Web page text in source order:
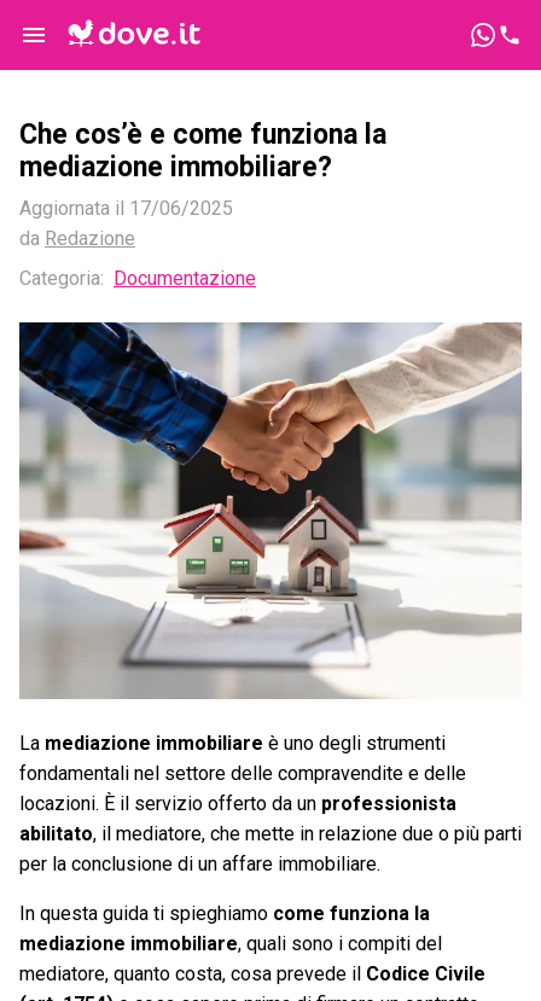
Che cos’è e come funziona la
mediazione immobiliare?
Aggiornata il 17/06/2025
da Redazione
Categoria: Documentazione
La mediazione immobiliare è uno degli strumenti
fondamentali nel settore delle compravendite e delle
locazioni. È il servizio offerto da un professionista
abilitato, il mediatore, che mette in relazione due o più parti
per la conclusione di un affare immobiliare.
In questa guida ti spieghiamo come funziona la
mediazione immobiliare, quali sono i compiti del
mediatore, quanto costa, cosa prevede il Codice Civile